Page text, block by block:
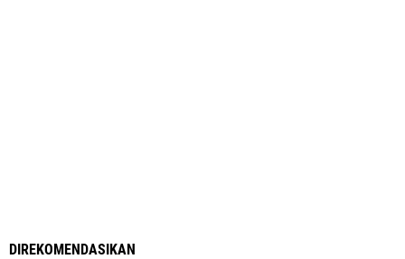
DIREKOMENDASIKAN